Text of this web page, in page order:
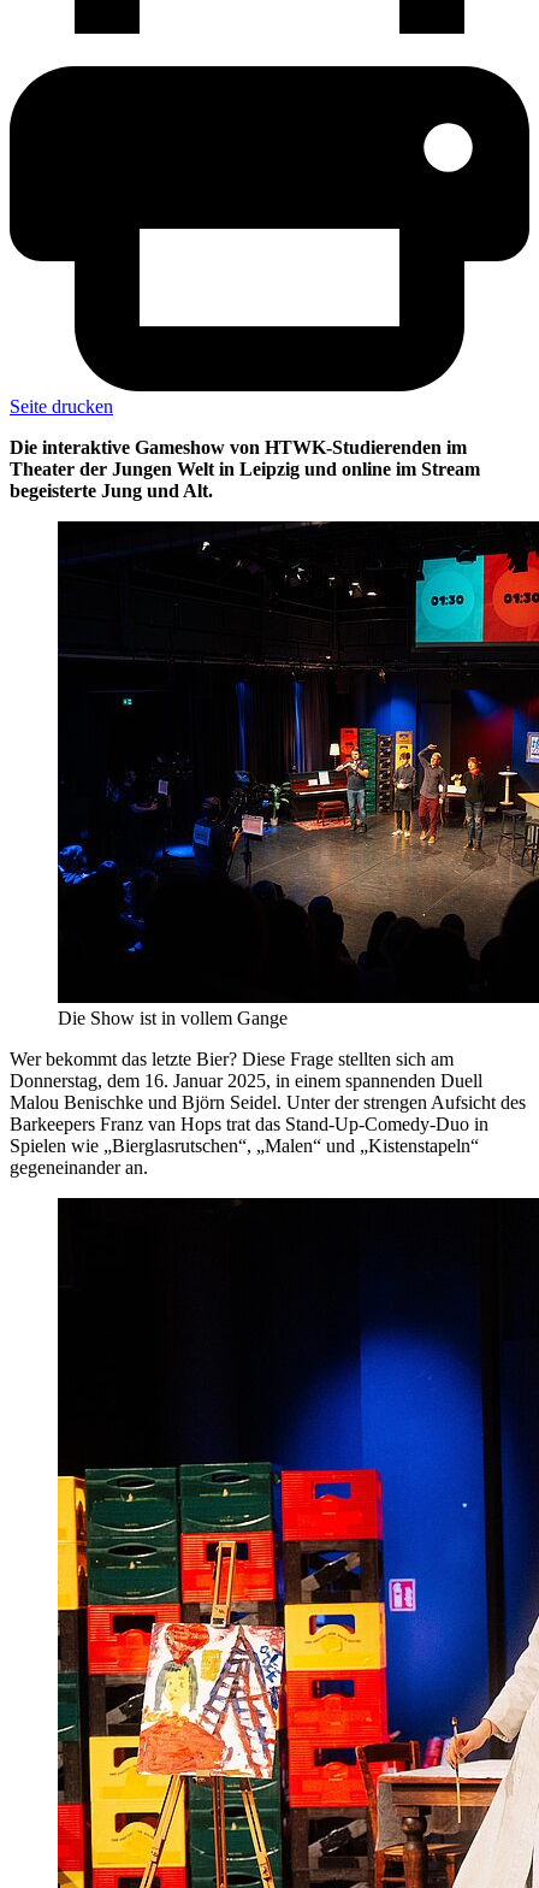
Seite drucken
Die interaktive Gameshow von HTWK-Studierenden im
Theater der Jungen Welt in Leipzig und online im Stream
begeisterte Jung und Alt.
Die Show ist in vollem Gange
Wer bekommt das letzte Bier? Diese Frage stellten sich am
Donnerstag, dem 16. Januar 2025, in einem spannenden Duell
Malou Benischke und Björn Seidel. Unter der strengen Aufsicht des
Barkeepers Franz van Hops trat das Stand-Up-Comedy-Duo in
Spielen wie „Bierglasrutschen“, „Malen“ und „Kistenstapeln“
gegeneinander an.